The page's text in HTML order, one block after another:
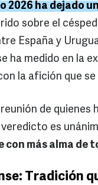
2026 ha dejado
sobre el
España y
ha medido en la
la afición que se
de
es
con más alma de
Tradición